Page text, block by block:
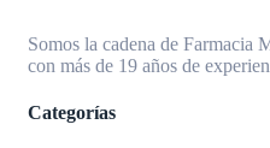
Somos la cadena de Farmacia
con más de 19 años de
Categorías